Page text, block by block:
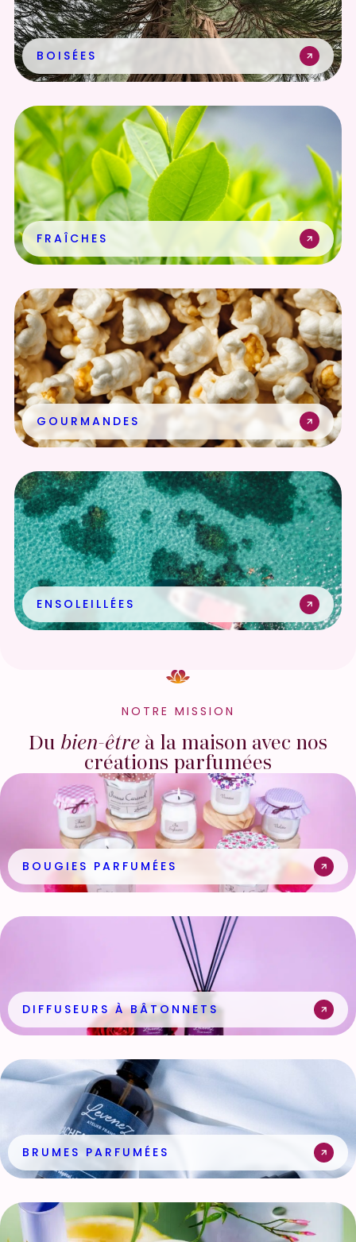
BOISÉES
FRAÎCHES
GOURMANDES
ENSOLEILLÉES
NOTRE MISSION
Du bien-être à la maison avec nos
créations parfumées
BOUGIES PARFUMÉES
DIFFUSEURS À BÂTONNETS
BRUMES PARFUMÉES